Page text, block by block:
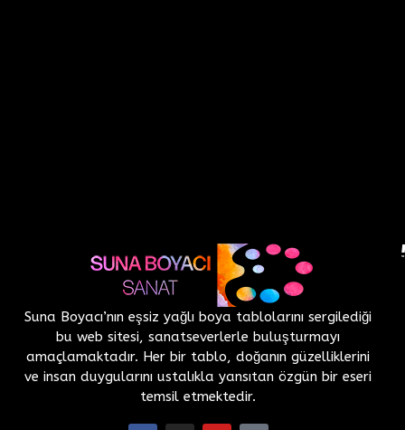
Suna Boyacı’nın eşsiz yağlı boya tablolarını sergilediği
bu web sitesi, sanatseverlerle buluşturmayı
amaçlamaktadır. Her bir tablo, doğanın güzelliklerini
ve insan duygularını ustalıkla yansıtan özgün bir eseri
temsil etmektedir.